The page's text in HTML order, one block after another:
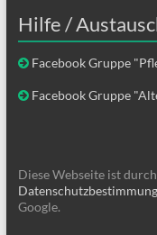
Hilfe /
Facebook Gruppe
Facebook Gruppe
Diese Webseite ist durch
Google.